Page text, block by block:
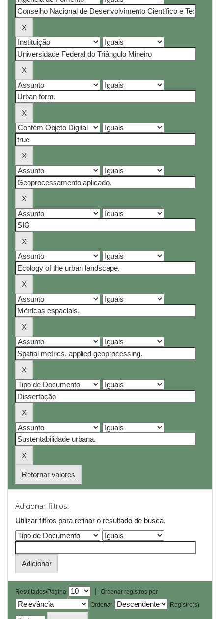
Retornar valores
Adicionar filtros:
Utilizar filtros para refinar o resultado de busca.
Resultados/Página |
Ordenar registros por
Ordenar
Registro(s)